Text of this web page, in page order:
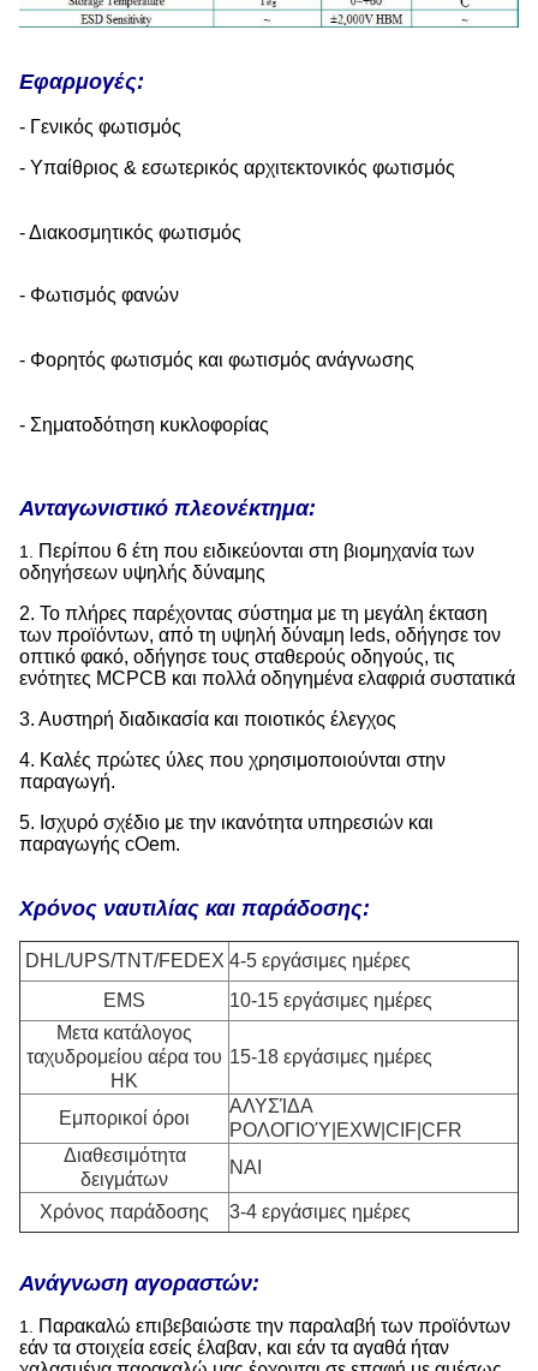
Εφαρμογές:
- Γενικός φωτισμός
- Υπαίθριος & εσωτερικός αρχιτεκτονικός φωτισμός
- Διακοσμητικός φωτισμός
- Φωτισμός φανών
- Φορητός φωτισμός και φωτισμός ανάγνωσης
- Σηματοδότηση κυκλοφορίας
Ανταγωνιστικό πλεονέκτημα:
1.
Περίπου 6 έτη που ειδικεύονται στη βιομηχανία των
οδηγήσεων υψηλής δύναμης
2. Το πλήρες παρέχοντας σύστημα με τη μεγάλη έκταση
των προϊόντων, από τη υψηλή δύναμη leds, οδήγησε τον
οπτικό φακό, οδήγησε τους σταθερούς οδηγούς, τις
ενότητες MCPCB και πολλά οδηγημένα ελαφριά συστατικά
3. Αυστηρή διαδικασία και ποιοτικός έλεγχος
4. Καλές πρώτες ύλες που χρησιμοποιούνται στην
παραγωγή.
5. Ισχυρό σχέδιο με την ικανότητα υπηρεσιών και
παραγωγής cOem.
Χρόνος ναυτιλίας και παράδοσης:
DHL/UPS/TNT/FEDEX 4-5 εργάσιμες ημέρες
EMS
10-15 εργάσιμες ημέρες
Μετα κατάλογος
ταχυδρομείου αέρα του
HK
15-18 εργάσιμες ημέρες
Εμπορικοί όροι
ΑΛΥΣΊΔΑ
ΡΟΛΟΓΙΟΎ|EXW|CIF|CFR
Διαθεσιμότητα
δειγμάτων
ΝΑΙ
Χρόνος παράδοσης 3-4 εργάσιμες ημέρες
Ανάγνωση αγοραστών:
1.
Παρακαλώ επιβεβαιώστε την παραλαβή των προϊόντων
εάν τα στοιχεία εσείς έλαβαν, και εάν τα αγαθά ήταν